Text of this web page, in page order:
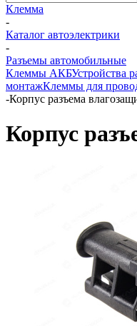
Клемма
-
Каталог автоэлектрики
-
Разъемы автомобильные
Клеммы АКБУстройства
монтажКлеммы для
-Корпус разъема
Корпус